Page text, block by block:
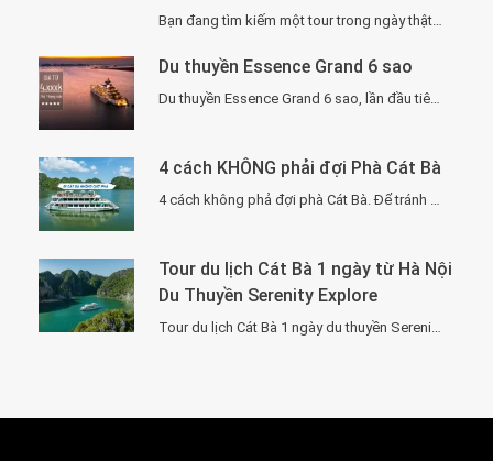
Du thuyền Essence Grand 6 sao
4 cách KHÔNG phải đợi Phà Cát Bà
Tour du lịch Cát Bà 1 ngày từ Hà Nội
Du Thuyền Serenity Explore